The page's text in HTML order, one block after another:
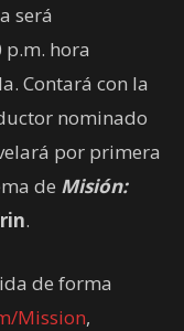
será
hora
Contará con la
nominado
por primera
de Misión:
.
de forma
Mission,